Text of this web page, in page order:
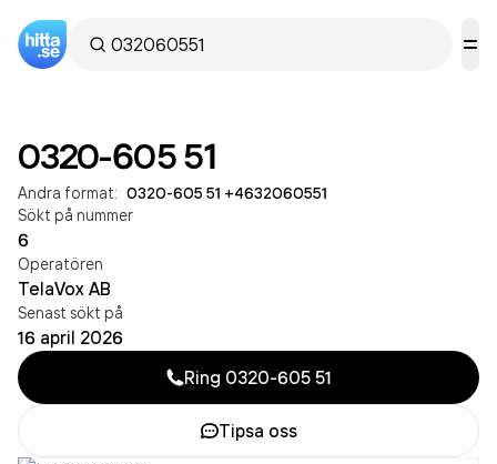
0320-605 51
Andra format: 0320-605 51 +4632060551
Sökt på nummer
6
Operatören
TelaVox AB
Senast sökt på
16 april 2026
Ring 0320-605 51
Tipsa oss